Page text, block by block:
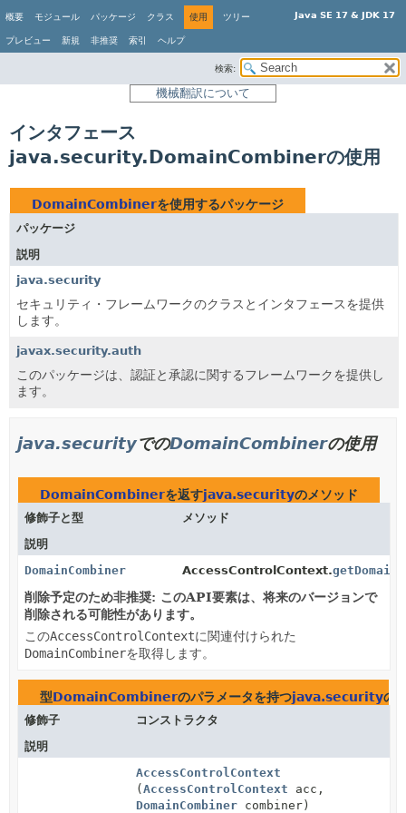
Java SE 17 & JDK 17
概要 モジュール パッケージ クラス 使用 ツリー
プレビュー 新規 非推奨 索引 ヘルプ
検索:
機械翻訳について
インタフェース
java.security.DomainCombinerの使用
DomainCombinerを使用するパッケージ
パッケージ
説明
java.security
セキュリティ・フレームワークのクラスとインタフェースを提供
します。
javax.security.auth
このパッケージは、認証と承認に関するフレームワークを提供し
ます。
java.securityでのDomainCombinerの使用
DomainCombinerを返すjava.securityのメソッド
修飾子と型
メソッド
説明
DomainCombiner
AccessControlContext.
削除予定のため非推奨: このAPI要素は、将来のバージョンで
削除される可能性があります。
このAccessControlContextに関連付けられた
DomainCombinerを取得します。
型DomainCombinerのパラメータを持つjava.securityの
修飾子
コンストラクタ
説明
AccessControlContext
( AccessControlContext acc,
DomainCombinercombiner)